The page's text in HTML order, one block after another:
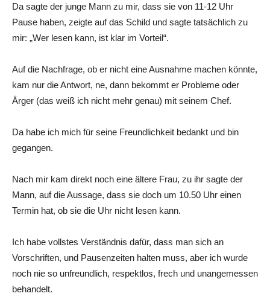
Da sagte der junge Mann zu mir, dass sie von 11-12 Uhr
Pause haben, zeigte auf das Schild und sagte tatsächlich zu
mir: „Wer lesen kann, ist klar im Vorteil“.
Auf die Nachfrage, ob er nicht eine Ausnahme machen könnte,
kam nur die Antwort, ne, dann bekommt er Probleme oder
Ärger (das weiß ich nicht mehr genau) mit seinem Chef.
Da habe ich mich für seine Freundlichkeit bedankt und bin
gegangen.
Nach mir kam direkt noch eine ältere Frau, zu ihr sagte der
Mann, auf die Aussage, dass sie doch um 10.50 Uhr einen
Termin hat, ob sie die Uhr nicht lesen kann.
Ich habe vollstes Verständnis dafür, dass man sich an
Vorschriften, und Pausenzeiten halten muss, aber ich wurde
noch nie so unfreundlich, respektlos, frech und unangemessen
behandelt.